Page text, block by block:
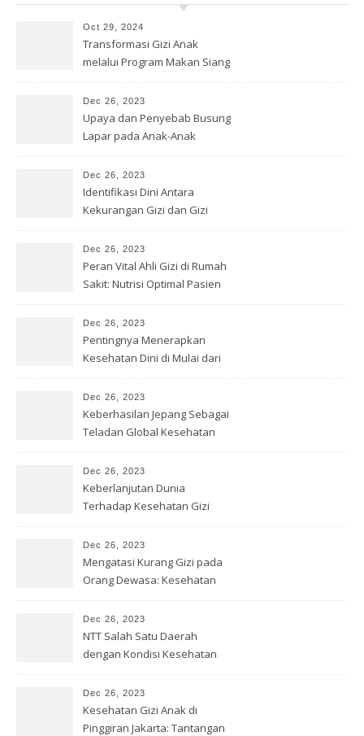
Oct 29, 2024
Transformasi Gizi Anak
melalui Program Makan Siang
Dec 26, 2023
Upaya dan Penyebab Busung
Lapar pada Anak-Anak
Dec 26, 2023
Identifikasi Dini Antara
Kekurangan Gizi dan Gizi
Dec 26, 2023
Peran Vital Ahli Gizi di Rumah
Sakit: Nutrisi Optimal Pasien
Dec 26, 2023
Pentingnya Menerapkan
Kesehatan Dini di Mulai dari
Dec 26, 2023
Keberhasilan Jepang Sebagai
Teladan Global Kesehatan
Dec 26, 2023
Keberlanjutan Dunia
Terhadap Kesehatan Gizi
Dec 26, 2023
Mengatasi Kurang Gizi pada
Orang Dewasa: Kesehatan
Dec 26, 2023
NTT Salah Satu Daerah
dengan Kondisi Kesehatan
Dec 26, 2023
Kesehatan Gizi Anak di
Pinggiran Jakarta: Tantangan